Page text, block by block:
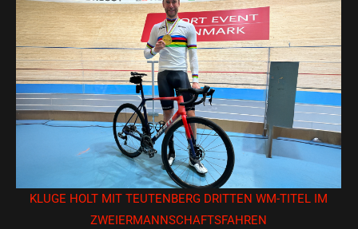
KLUGE HOLT MIT TEUTENBERG DRITTEN WM-TITEL IM
ZWEIERMANNSCHAFTSFAHREN